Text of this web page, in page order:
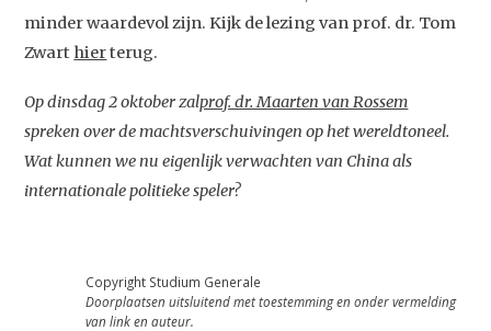
Agenda
Podcast
Artikelen
Contact
minder waardevol zijn. Kijk de lezing van prof. dr. Tom
Zwart hierterug.
Op dinsdag 2 oktober zalprof. dr. Maarten van Rossem
spreken over de machtsverschuivingen op het wereldtoneel.
Wat kunnen we nu eigenlijk verwachten van China als
internationale politieke speler?
Copyright Studium Generale
Doorplaatsen uitsluitend met toestemming en onder vermelding
van link en auteur.